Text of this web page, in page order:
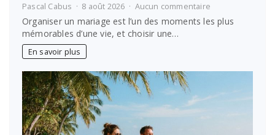
Pascal Cabus 8 août 2026 Aucun commentaire
Quel
budget
Organiser un mariage est l’un des moments les plus
mémorables d’une vie, et choisir une…
En savoir plus